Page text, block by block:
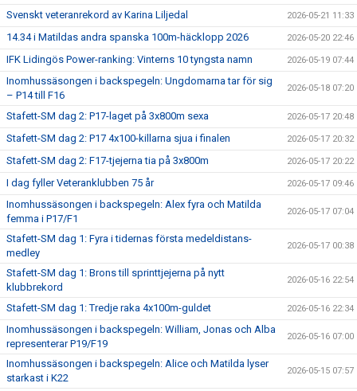
Svenskt veteranrekord av Karina Liljedal 2026-05-21 11:33
14.34 i Matildas andra spanska 100m-häcklopp 2026 2026-05-20 22:46
IFK Lidingös Power-ranking: Vinterns 10 tyngsta namn 2026-05-19 07:44
Inomhussäsongen i backspegeln: Ungdomarna tar för sig
– P14 till F16
2026-05-18 07:20
Stafett-SM dag 2: P17-laget på 3x800m sexa 2026-05-17 20:48
Stafett-SM dag 2: P17 4x100-killarna sjua i finalen 2026-05-17 20:32
Stafett-SM dag 2: F17-tjejerna tia på 3x800m 2026-05-17 20:22
I dag fyller Veteranklubben 75 år 2026-05-17 09:46
Inomhussäsongen i backspegeln: Alex fyra och Matilda
femma i P17/F1
2026-05-17 07:04
Stafett-SM dag 1: Fyra i tidernas första medeldistans-
medley
2026-05-17 00:38
Stafett-SM dag 1: Brons till sprinttjejerna på nytt
klubbrekord
2026-05-16 22:54
Stafett-SM dag 1: Tredje raka 4x100m-guldet 2026-05-16 22:34
Inomhussäsongen i backspegeln: William, Jonas och Alba
representerar P19/F19
2026-05-16 07:00
Inomhussäsongen i backspegeln: Alice och Matilda lyser
starkast i K22
2026-05-15 07:57